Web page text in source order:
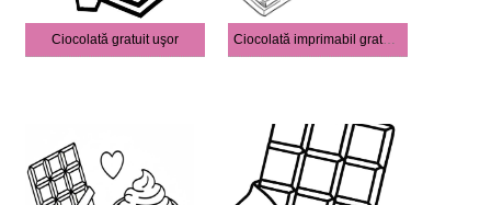
Ciocolată gratuit uşor Ciocolată imprimabil gratuit bazic